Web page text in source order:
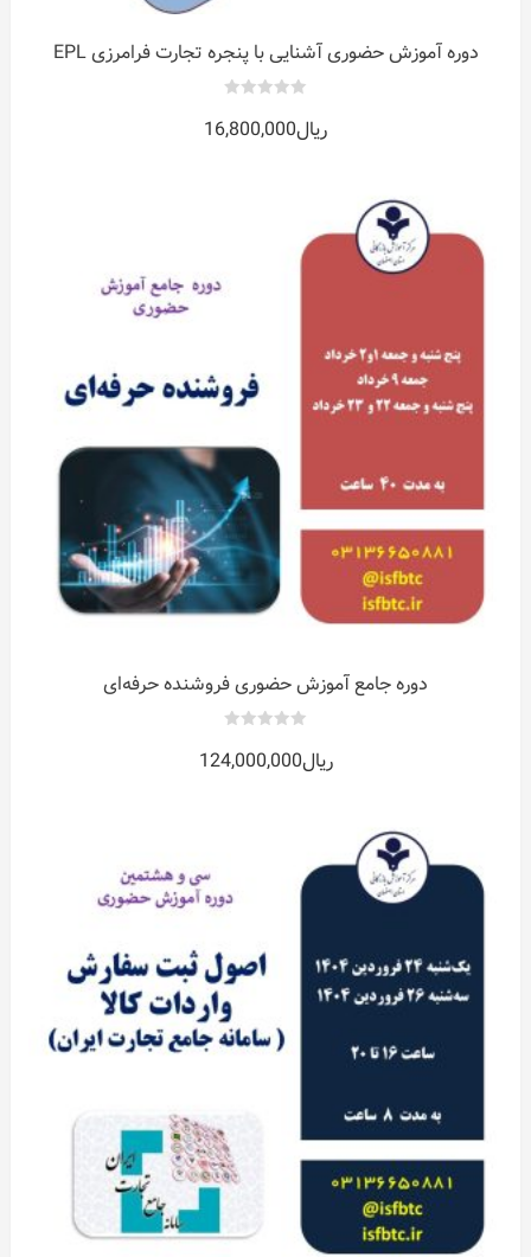
دوره آموزش حضوری آشنایی با پنجره تجارت فرامرزی EPL
out
of
ریال16,800,000
دوره جامع آموزش حضوری فروشنده حرفه‌ای
out
ofریال124,000,000